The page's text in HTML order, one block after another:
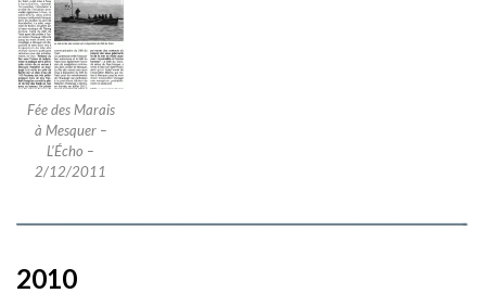
Fée des Marais
à Mesquer –
L’Écho –
2/12/2011
2010